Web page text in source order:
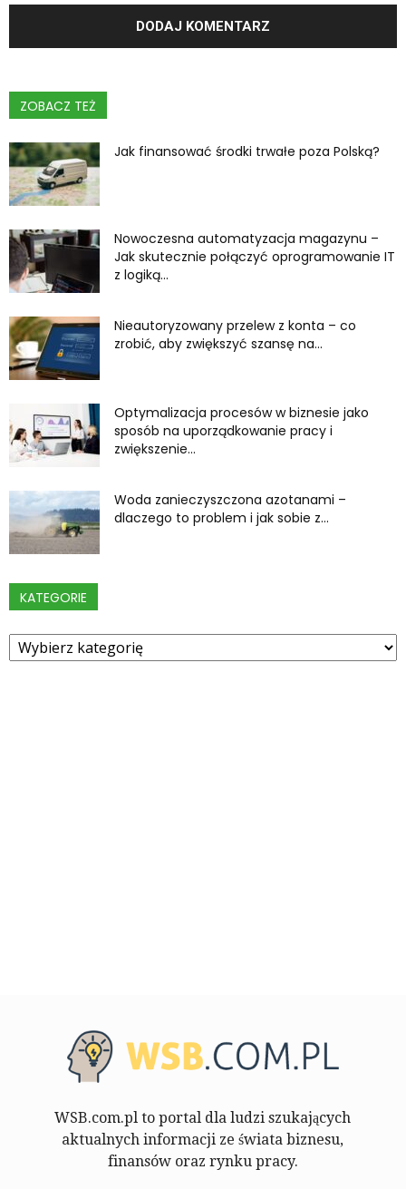
ZOBACZ TEŻ
Jak finansować środki trwałe poza Polską?
Nowoczesna automatyzacja magazynu –
Jak skutecznie połączyć oprogramowanie IT
z logiką...
Nieautoryzowany przelew z konta – co
zrobić, aby zwiększyć szansę na...
Optymalizacja procesów w biznesie jako
sposób na uporządkowanie pracy i
zwiększenie...
Woda zanieczyszczona azotanami –
dlaczego to problem i jak sobie z...
KATEGORIE
Kategorie
WSB.com.pl to portal dla ludzi szukających
aktualnych informacji ze świata biznesu,
finansów oraz rynku pracy.